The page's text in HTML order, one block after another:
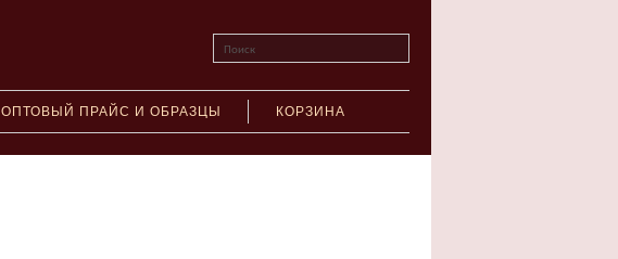
Поиск
ОПТОВЫЙ ПРАЙС И ОБРАЗЦЫ КОРЗИНА